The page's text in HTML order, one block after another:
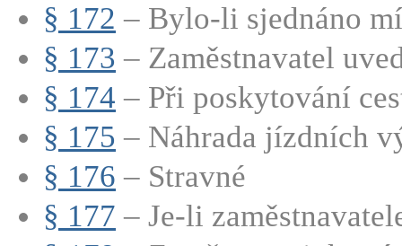
§ 172 – Bylo-li sjednáno
§ 173 – Zaměstnavatel
§ 174 – Při poskytování
§ 175 – Náhrada jízdních
§ 176 – Stravné
§ 177 – Je-li